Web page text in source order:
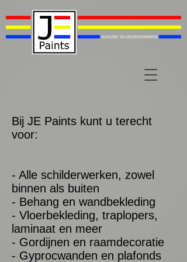
Bij JE Paints kunt u terecht
voor:
- Alle schilderwerken, zowel
binnen als buiten
- Behang en wandbekleding
- Vloerbekleding, traplopers,
laminaat en meer
- Gordijnen en raamdecoratie
- Gyprocwanden en plafonds